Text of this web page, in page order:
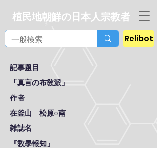
植民地朝鮮の日本人宗教者
Relibot
記事題目
「真言の布敎派」
作者
在釜山 松原○南
雑誌名
『敎學報知』